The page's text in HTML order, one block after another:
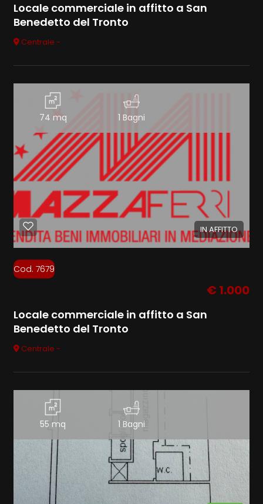
Locale commerciale in affitto a San
Benedetto del Tronto
Centrale -
74 mq 1 Bagni
IN AFFITTO
Cod. 7679
€ 1.000
Locale commerciale in affitto a San
Benedetto del Tronto
Centrale -
55 mq 1 Bagni